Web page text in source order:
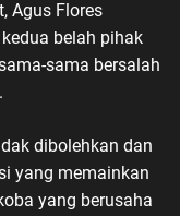
Agus Flores
belah pihak
sama bersalah
dibolehkan dan
yang memainkan
yang berusaha